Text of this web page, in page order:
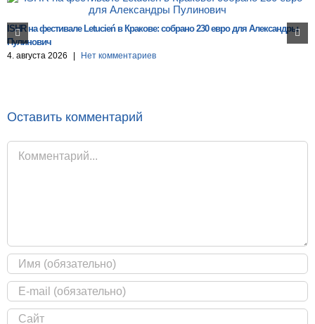
ISHR на фестивале Letucień в Кракове: собрано 230 евро для Александры
Пулинович
4. августа 2026 Нет комментариев
Оставить комментарий
Комментарий